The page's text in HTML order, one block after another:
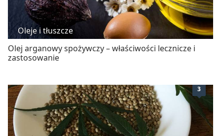
Oleje i tłuszcze
Olej arganowy spożywczy – właściwości lecznicze i
zastosowanie
3